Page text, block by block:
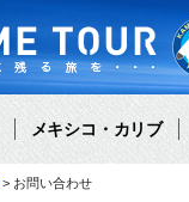
メキシコ・カリブ
お問い合わせ